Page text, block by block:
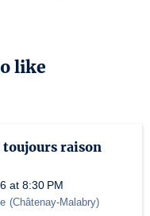
like
raison
at 8:30 PM
(Châtenay-Malabry)